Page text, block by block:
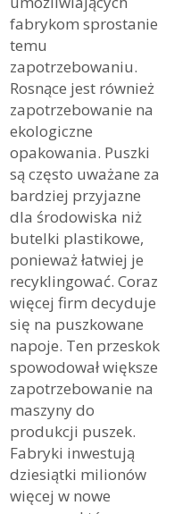
fabrykom sprostanie
temu
zapotrzebowaniu.
Rosnące jest również
zapotrzebowanie na
ekologiczne
opakowania. Puszki
są często uważane za
bardziej przyjazne
dla środowiska niż
butelki plastikowe,
ponieważ łatwiej je
recyklingować. Coraz
więcej firm decyduje
się na puszkowane
napoje. Ten przeskok
spowodował większe
zapotrzebowanie na
maszyny do
produkcji puszek.
Fabryki inwestują
dziesiątki milionów
więcej w nowe